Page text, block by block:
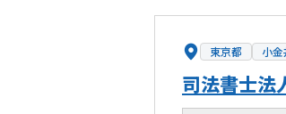
東京都 小
司法書士法